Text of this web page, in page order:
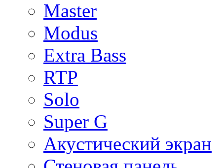
Master
Modus
Extra Bass
RTP
Solo
Super G
Акустический экран